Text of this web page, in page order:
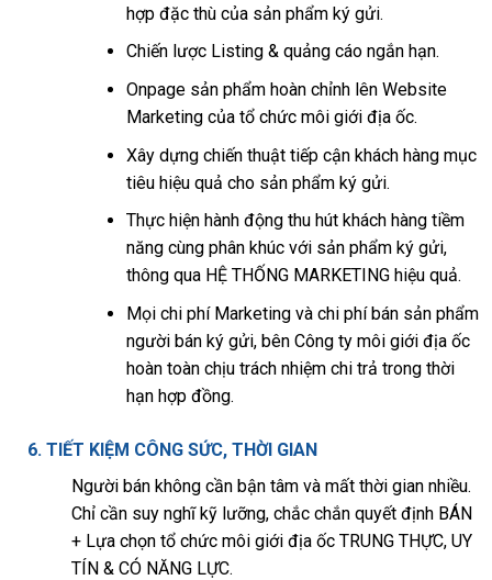
hợp đặc thù của sản phẩm ký gửi.
Chiến lược Listing & quảng cáo ngắn hạn.
Onpage sản phẩm hoàn chỉnh lên Website
Marketing của tổ chức môi giới địa ốc.
Xây dựng chiến thuật tiếp cận khách hàng mục
tiêu hiệu quả cho sản phẩm ký gửi.
Thực hiện hành động thu hút khách hàng tiềm
năng cùng phân khúc với sản phẩm ký gửi,
thông qua HỆ THỐNG MARKETING hiệu quả.
Mọi chi phí Marketing và chi phí bán sản phẩm
người bán ký gửi, bên Công ty môi giới địa ốc
hoàn toàn chịu trách nhiệm chi trả trong thời
hạn hợp đồng.
6. TIẾT KIỆM CÔNG SỨC, THỜI GIAN
Người bán không cần bận tâm và mất thời gian nhiều.
Chỉ cần suy nghĩ kỹ lưỡng, chắc chắn quyết định BÁN
+ Lựa chọn tổ chức môi giới địa ốc TRUNG THỰC, UY
TÍN & CÓ NĂNG LỰC.